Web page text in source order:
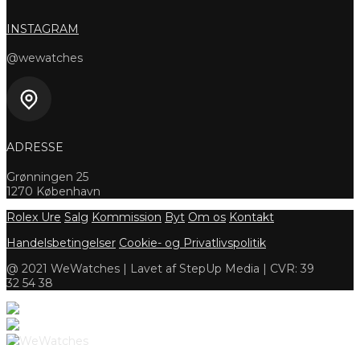
INSTAGRAM
@wewatches
ADRESSE
Grønningen 25
1270 København
Rolex Ure Salg Kommission Byt Om os Kontakt
Handelsbetingelser Cookie- og Privatlivspolitik
@ 2021 WeWatches | Lavet af StepUp Media | CVR: 39
32 54 38